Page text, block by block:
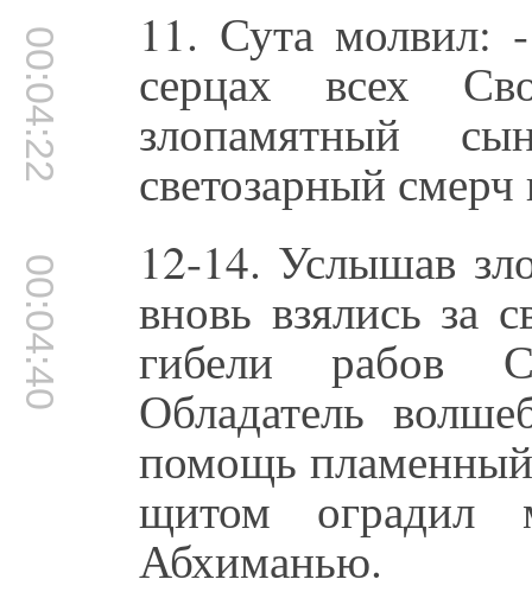
00:04:22 11. Сута молвил:
серцах всех
злопамятный
светозарный
00:04:40 12-14. Услышав
вновь взялись за
гибели рабов
Обладатель
помощь
щитом оградил
Абхиманью.